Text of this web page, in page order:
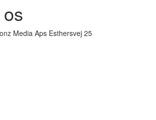
Media Aps Esthersvej 25